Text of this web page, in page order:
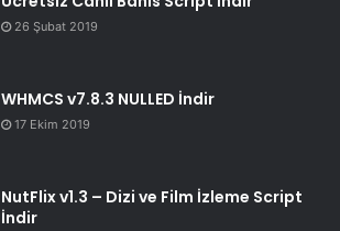
26 Şubat 2019
WHMCS v7.8.3 NULLED İndir
17 Ekim 2019
NutFlix v1.3 – Dizi ve Film İzleme Script
İndir